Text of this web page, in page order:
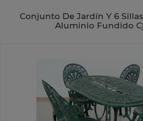
Conjunto De Jardín Y 6
Aluminio Fundido